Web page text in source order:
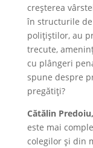
creșterea
în structurile
polițiștilor, au
trecute,
cu plângeri
spune despre
pregătiți?
Cătălin
este mai
colegilor și din